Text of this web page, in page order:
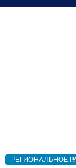
РЕГИОНАЛЬНОЕ